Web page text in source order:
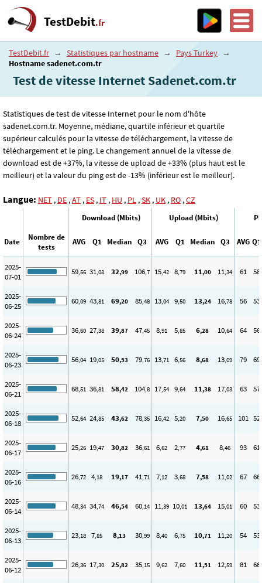
TestDebit.fr
TestDebit.fr → Statistiques par hostname → Pays Turkey →
Hostname sadenet.com.tr
Test de vitesse Internet Sadenet.com.tr
Statistiques de test de vitesse Internet pour le nom d'hôte
sadenet.com.tr. Moyenne, médiane, quartile inférieur et quartile
supérieur calculés pour la vitesse de téléchargement, la vitesse de
téléchargement et le ping. Le changement annuel de la vitesse de
download est de +37%, la vitesse de upload de +33% (plus haut est le
meilleur) et la valeur du ping est de -13% (inférieur est le meilleur).
Langue: NET , DE ,AT , ES , IT , HU , PL ,SK , UK , RO ,CZ
Download (Mbits) Upload (Mbits)
Date
Nombre de
tests
AVG Q1 Median Q3 AVG Q1 Median Q3 AVG Q1
2025-
07-01
59,56 31,08 32,99 106,7 15,42 8,79 11,00 11,34 61 58
2025-
06-25
60,09 43,81 69,20 85,48 13,04 9,50 13,24 16,78 56 53
2025-
06-24
36,60 27,38 39,87 47,45 8,91 5,85 6,28 10,64 64 56
2025-
06-23
56,04 19,05 50,53 79,76 13,71 6,56 8,68 13,09 79 69
2025-
06-21
68,51 36,81 58,42 104,8 17,54 9,64 11,38 17,03 63 57
2025-
06-18
52,64 24,85 43,62 78,35 16,42 5,20 7,50 16,65 101 52
2025-
06-17
25,26 19,47 30,82 36,61 6,62 2,77 4,61 8,46 93 61
2025-
06-16
26,72 4,18 19,17 41,71 7,12 3,68 7,58 11,02 67 66
2025-
06-14
48,34 34,74 46,54 60,14 11,39 10,01 13,64 15,01 60 53
2025-
06-13
23,18 7,85 8,13 30,99 8,40 6,75 10,71 11,20 54 53
2025-
06-12
26,36 17,30 25,82 35,15 9,62 7,60 11,51 12,59 81 66